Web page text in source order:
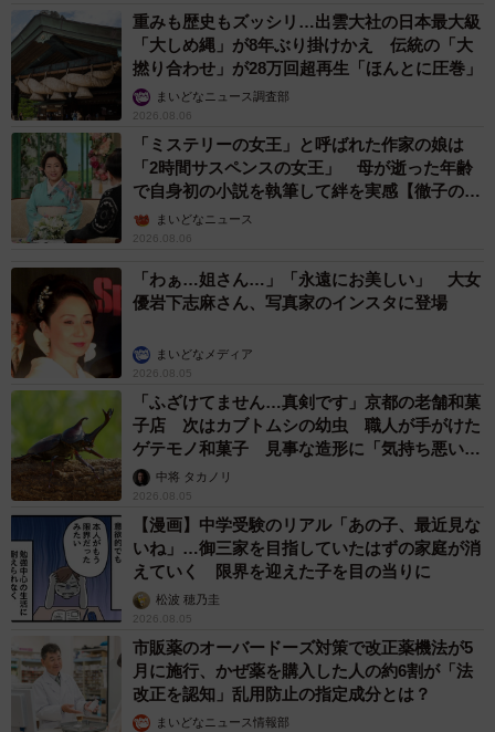
重みも歴史もズッシリ…出雲大社の日本最大級
「大しめ縄」が8年ぶり掛けかえ 伝統の「大
撚り合わせ」が28万回超再生「ほんとに圧巻」
まいどなニュース調査部
2026.08.06
「ミステリーの女王」と呼ばれた作家の娘は
「2時間サスペンスの女王」 母が逝った年齢
で自身初の小説を執筆して絆を実感【徹子の部
屋】まいどなニュース
2026.08.06
「わぁ…姐さん…」「永遠にお美しい」 大女
優岩下志麻さん、写真家のインスタに登場
まいどなメディア
2026.08.05
「ふざけてません…真剣です」京都の老舗和菓
子店 次はカブトムシの幼虫 職人が手がけた
ゲテモノ和菓子 見事な造形に「気持ち悪いく
らいリアル」
中将 タカノリ
2026.08.05
【漫画】中学受験のリアル「あの子、最近見な
いね」…御三家を目指していたはずの家庭が消
えていく 限界を迎えた子を目の当りに
松波 穂乃圭
2026.08.05
市販薬のオーバードーズ対策で改正薬機法が5
月に施行、かぜ薬を購入した人の約6割が「法
改正を認知」乱用防止の指定成分とは？
まいどなニュース情報部